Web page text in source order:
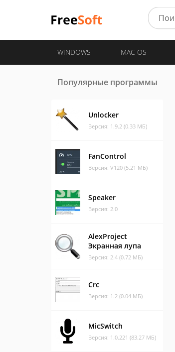
WINDOWS MAC OS
Популярные программы
Unlocker
Версия: 1.9.2 (0.33 МБ)
FanControl
Версия: V120 (5.21 МБ)
Speaker
Версия: 2.0
AlexProject
Экранная лупа
Версия: 2.4 (0.72 МБ)
Crc
Версия: 1.2 (0.04 МБ)
MicSwitch
Версия: 1.0.221 (83.27 МБ)